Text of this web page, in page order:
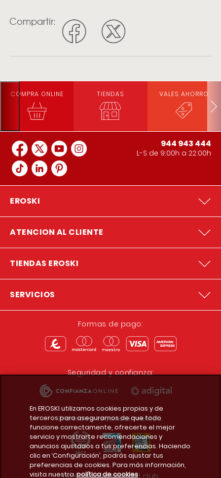
Compartir:
COMPRA ONLINE TIENDAS VALES AHORRO
944 943 444
L-S de 9:00h a 22:00h
EROSKI
ATENCION AL CLIENTE
TIENDAS EROSKI
SERVICIOS
Formas de pago:
Seguridad y confianza:
Premios y reconocimientos:
Descarga la app del club
En EROSKI utilizamos cookies propias y de
terceros para asegurarnos de que todo
funcione correctamente, ofrecerte el mejor
servicio y mostrarte recomendaciones y
anuncios ajustados a tus preferencias. Haciendo
clic en ‘Configuración’, podrás ajustar tus
preferencias de cookies. Para más información,
visita nuestra política de cookies